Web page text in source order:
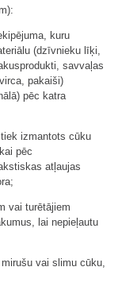
kuru
(dzīvnieku līķi,
savvaļas
pakaiši)
pēc katra
izmantots cūku
pēc
atļaujas
vai turētājiem
lai nepieļautu
vai slimu cūku,